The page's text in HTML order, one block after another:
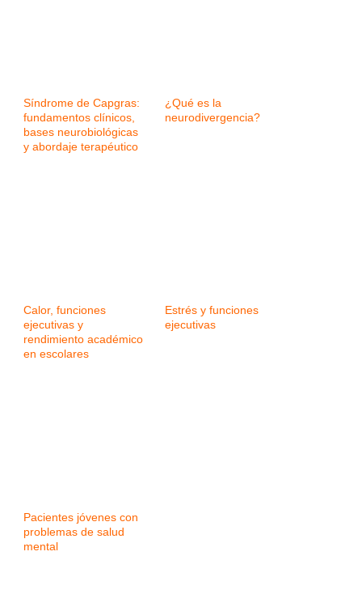
Síndrome de Capgras:
fundamentos clínicos,
bases neurobiológicas
y abordaje terapéutico
¿Qué es la
neurodivergencia?
Calor, funciones
ejecutivas y
rendimiento académico
en escolares
Estrés y funciones
ejecutivas
Pacientes jóvenes con
problemas de salud
mental